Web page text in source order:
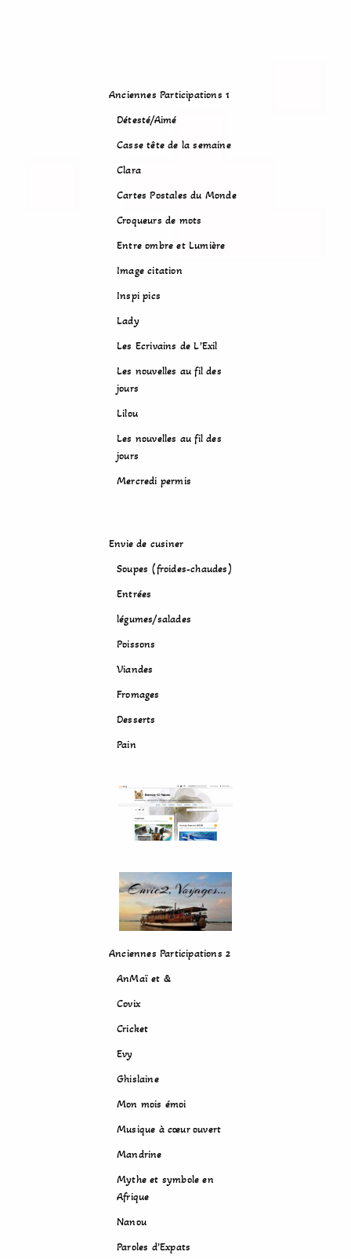
Anciennes Participations 1
Détesté/Aimé
Casse tête de la semaine
Clara
Cartes Postales du Monde
Croqueurs de mots
Entre ombre et Lumière
Image citation
Inspi pics
Lady
Les Ecrivains de L’Exil
Les nouvelles au fil des
jours
Lilou
Les nouvelles au fil des
jours
Mercredi permis
Envie de cusiner
Soupes (froides-chaudes)
Entrées
légumes/salades
Poissons
Viandes
Fromages
Desserts
Pain
Anciennes Participations 2
AnMaï et &
Covix
Cricket
Evy
Ghislaine
Mon mois émoi
Musique à cœur ouvert
Mandrine
Mythe et symbole en
Afrique
Nanou
Paroles d’Expats